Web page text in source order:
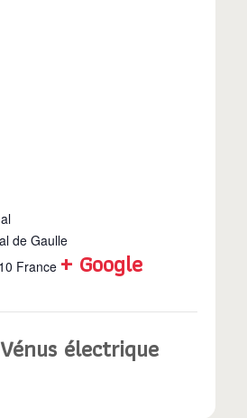
de Gaulle
France + Google
électrique